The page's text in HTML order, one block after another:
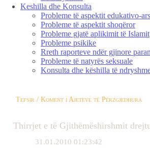
Keshilla dhe Konsulta
Probleme të aspektit edukativo-
Probleme të aspektit shoqëror
Probleme gjatë aplikimit të Islamit
Probleme psikike
Rreth raporteve ndër gjinore
Probleme të natyrës seksuale
Konsulta dhe këshilla të
Tefsir / Koment i Ajeteve të Përzgjedhura
Thirrjet e të Gjithëmëshirshmit
31.01.2010 01:23:42